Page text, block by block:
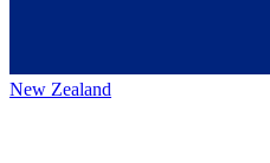
New Zealand